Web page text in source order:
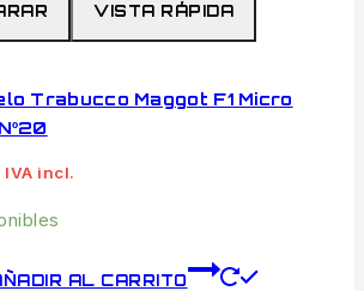
VISTA RÁPIDA
Trabucco Maggot F1 Micro
IVA incl.
AL CARRITO